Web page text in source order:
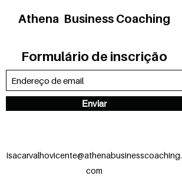
Athena Business Coaching
Formulário de inscrição
Enviar
isacarvalhovicente@athenabusinesscoaching.
com